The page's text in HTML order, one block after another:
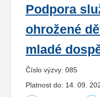
Podpora
ohrožené
mladé
Číslo výzvy: 085
Platnost do: 14. 09.